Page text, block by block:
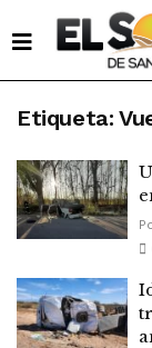
Etiqueta: